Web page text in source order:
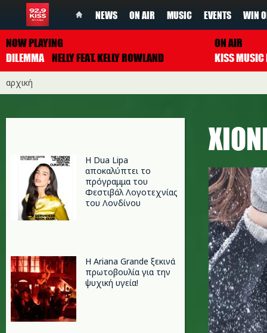
NEWS ON AIR MUSIC EVENTS WIN
NOW PLAYING
DILEMMA NELLY FEAT. KELLY ROWLAND
ON AIR
αρχική
Η Dua Lipa
αποκαλύπτει το
πρόγραμμα του
Φεστιβάλ Λογοτεχνίας
του Λονδίνου
Η Ariana Grande ξεκινά
πρωτοβουλία για την
ψυχική υγεία!